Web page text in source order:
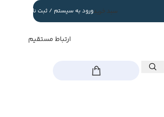
سبد خریدورود به سیستم / ثبت نام
ارتباط مستقیم